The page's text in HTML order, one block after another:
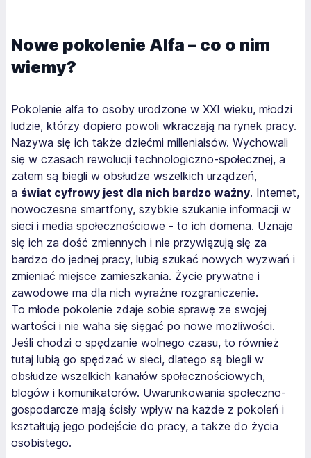
Nowe pokolenie Alfa – co o nim
wiemy?
Pokolenie alfa to osoby urodzone w XXI wieku, młodzi
ludzie, którzy dopiero powoli wkraczają na rynek pracy.
Nazywa się ich także dziećmi millenialsów. Wychowali
się w czasach rewolucji technologiczno-społecznej, a
zatem są biegli w obsłudze wszelkich urządzeń,
a świat cyfrowy jest dla nich bardzo ważny. Internet,
nowoczesne smartfony, szybkie szukanie informacji w
sieci i media społecznościowe - to ich domena. Uznaje
się ich za dość zmiennych i nie przywiązują się za
bardzo do jednej pracy, lubią szukać nowych wyzwań i
zmieniać miejsce zamieszkania. Życie prywatne i
zawodowe ma dla nich wyraźne rozgraniczenie.
To młode pokolenie zdaje sobie sprawę ze swojej
wartości i nie waha się sięgać po nowe możliwości.
Jeśli chodzi o spędzanie wolnego czasu, to również
tutaj lubią go spędzać w sieci, dlatego są biegli w
obsłudze wszelkich kanałów społecznościowych,
blogów i komunikatorów. Uwarunkowania społeczno-
gospodarcze mają ścisły wpływ na każde z pokoleń i
kształtują jego podejście do pracy, a także do życia
osobistego.